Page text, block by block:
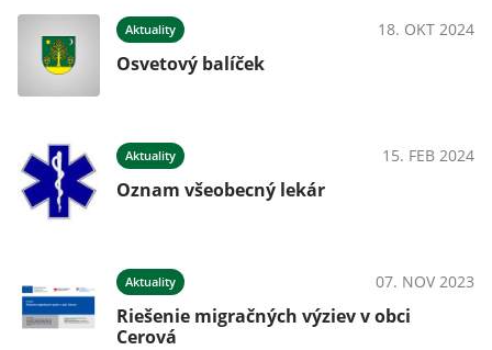
Aktuality 18. OKT 2024
Osvetový balíček
Aktuality 15. FEB 2024
Oznam všeobecný lekár
Aktuality 07. NOV 2023
Riešenie migračných výziev v obci
Cerová